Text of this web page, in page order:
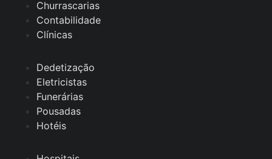
Churrascarias
Contabilidade
Clínicas
Dedetização
Eletricistas
Funerárias
Pousadas
Hotéis